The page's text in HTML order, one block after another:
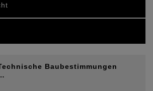
Baubestimmungen